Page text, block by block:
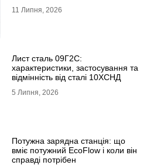
11 Липня, 2026
Лист сталь 09Г2С:
характеристики, застосування та
відмінність від сталі 10ХСНД
5 Липня, 2026
Потужна зарядна станція: що
вміє потужний EcoFlow і коли він
справді потрібен